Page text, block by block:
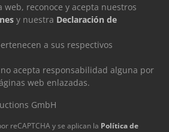
reconoce y acepta nuestros
y nuestra Declaración de
a sus respectivos
no acepta responsabilidad alguna por
web enlazadas.
GmbH
reCAPTCHA y se aplican la Política de